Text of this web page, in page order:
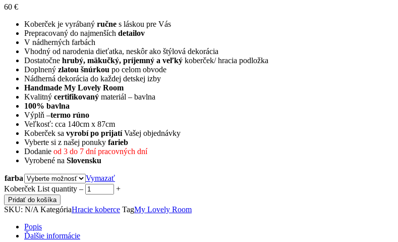
60 €
Koberček je vyrábaný ručne s láskou pre Vás
Prepracovaný do najmenších detailov
V nádherných farbách
Vhodný od narodenia dieťatka, neskôr ako štýlová dekorácia
Dostatočne hrubý, mäkučký, príjemný a veľký koberček/ hracia podložka
Doplnený zlatou šnúrkou po celom obvode
Nádherná dekorácia do každej detskej izby
Handmade My Lovely Room
Kvalitný certifikovaný materiál – bavlna
100% bavlna
Výplň –termo rúno
Veľkosť: cca 140cm x 87cm
Koberček sa vyrobí po prijatíVašej objednávky
Vyberte si z našej ponuky farieb
Dodanie od 3 do 7 dní pracovných dní
Vyrobené na Slovensku
farba
Vymazať
Koberček List quantity ‒ +
Pridať do košíka
SKU: N/A KategóriaHracie koberce TagMy Lovely Room
Popis
Ďalšie informácie